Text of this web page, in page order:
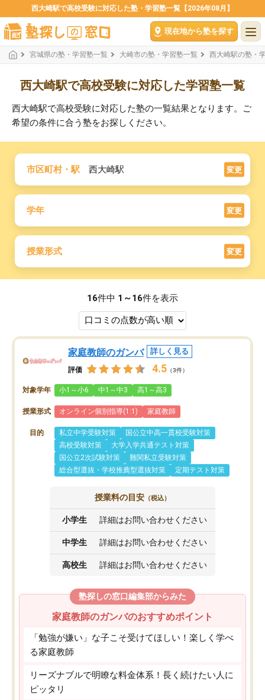
西大崎駅で高校受験に対応した塾・学習塾一覧【2026年08月】
現在地から塾を探す
宮城県の塾・学習塾一覧 大崎市の塾・学習塾一覧 西大崎駅の塾・
西大崎駅で高校受験に対応した学習塾一覧
西大崎駅で高校受験に対応した塾の一覧結果となります。ご
希望の条件に合う塾をお探しください。
市区町村・駅 西大崎駅 変更
学年 変更
授業形式 変更
16件中 1～16件を表示
家庭教師のガンバ 詳しく見る
評価 4.5 （3件）
対象学年 小1～小6 中1～中3 高1～高3
授業形式 オンライン個別指導(1:1) 家庭教師
目的 私立中学受験対策
国公立中高一貫校受験対策
高校受験対策
大学入学共通テスト対策
国公立2次試験対策
難関私立受験対策
総合型選抜・学校推薦型選抜対策
定期テスト対策
授業料の目安 （税込）
小学生 詳細はお問い合わせください
中学生 詳細はお問い合わせください
高校生 詳細はお問い合わせください
塾探しの窓口編集部からみた
家庭教師のガンバのおすすめポイント
「勉強が嫌い」な子こそ受けてほしい！楽しく学べ
る家庭教師
リーズナブルで明瞭な料金体系！長く続けたい人に
ピッタリ